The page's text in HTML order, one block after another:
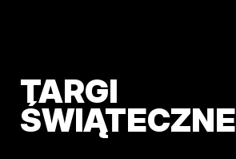
TARGI
ŚWIĄTECZNE